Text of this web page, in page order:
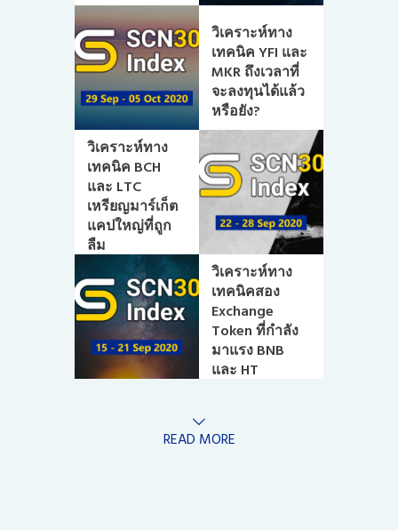
วิเคราะห์ทาง
เทคนิค YFI และ
MKR ถึงเวลาที่
จะลงทุนได้แล้ว
หรือยัง?
วิเคราะห์ทาง
เทคนิค BCH
และ LTC
เหรียญมาร์เก็ต
แคปใหญ่ที่ถูก
ลืม
วิเคราะห์ทาง
เทคนิคสอง
Exchange
Token ที่กำลัง
มาแรง BNB
และ HT
READ MORE